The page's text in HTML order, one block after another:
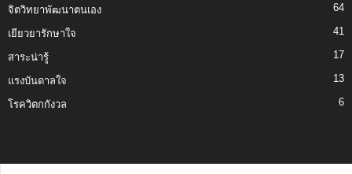
จิตวิทยาพัฒนาตนเอง 64
เยียวยารักษาใจ 41
สาระน่ารู้ 17
แรงบันดาลใจ 13
โรควิตกกังวล 6